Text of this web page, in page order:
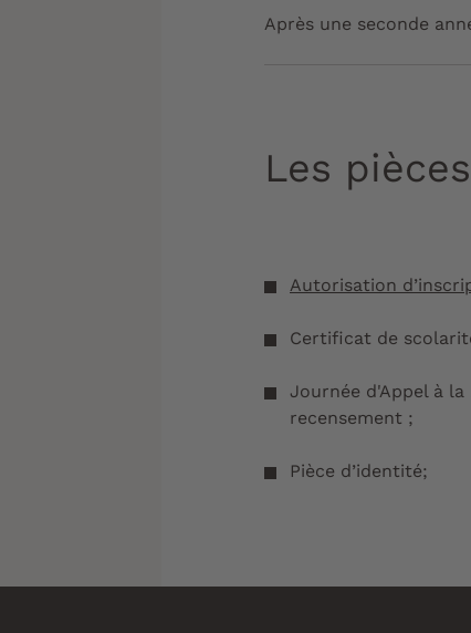
Après une seconde
Les
Autorisation
Certificat de
Journée d'Appel à
recensement ;
Pièce d’identité;